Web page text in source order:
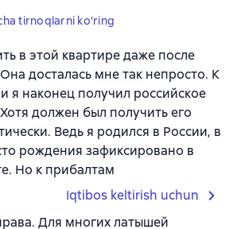
tirnoqlarni ko'ring
в этой квартире даже после
досталась мне так непросто. К
я наконец получил российское
должен был получить его
Ведь я родился в России, в
рождения зафиксировано в
Но к прибалтам
Iqtibos keltirish uchun
Для многих латышей